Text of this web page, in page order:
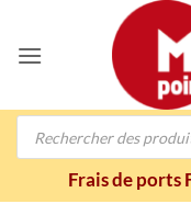
contenu
Recherche
Frais de ports